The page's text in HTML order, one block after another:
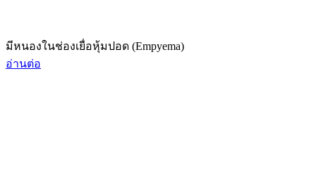
มีหนองในช่องเยื่อหุ้มปอด (Empyema)
อ่านต่อ